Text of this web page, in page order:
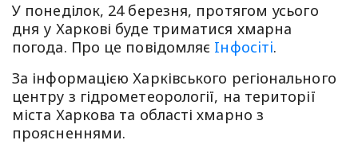
У понеділок, 24 березня, протягом усього
дня у Харкові буде триматися хмарна
погода. Про це повідомляє Iнфосiтi.
За інформацією Харківського регіонального
центру з гідрометеорології, на території
міста Харкова та області хмарно з
проясненнями.